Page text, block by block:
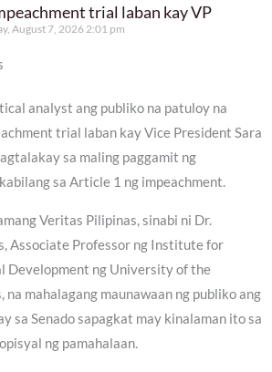
trial laban kay VP
August 7, 2026 2:01 pm
analyst ang publiko na patuloy na
trial laban kay Vice President Sara
sa maling paggamit ng
sa Article 1 ng impeachment.
Veritas Pilipinas, sinabi ni Dr.
Associate Professor ng Institute for
Development ng University of the
na mahalagang maunawaan ng publiko ang
sa Senado sapagkat may kinalaman ito sa
ng pamahalaan.